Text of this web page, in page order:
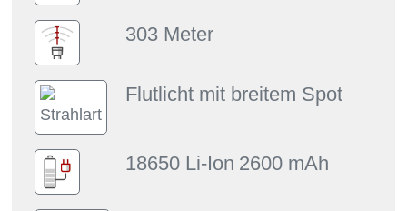
303 Meter
Flutlicht mit breitem Spot
18650 Li-Ion 2600 mAh